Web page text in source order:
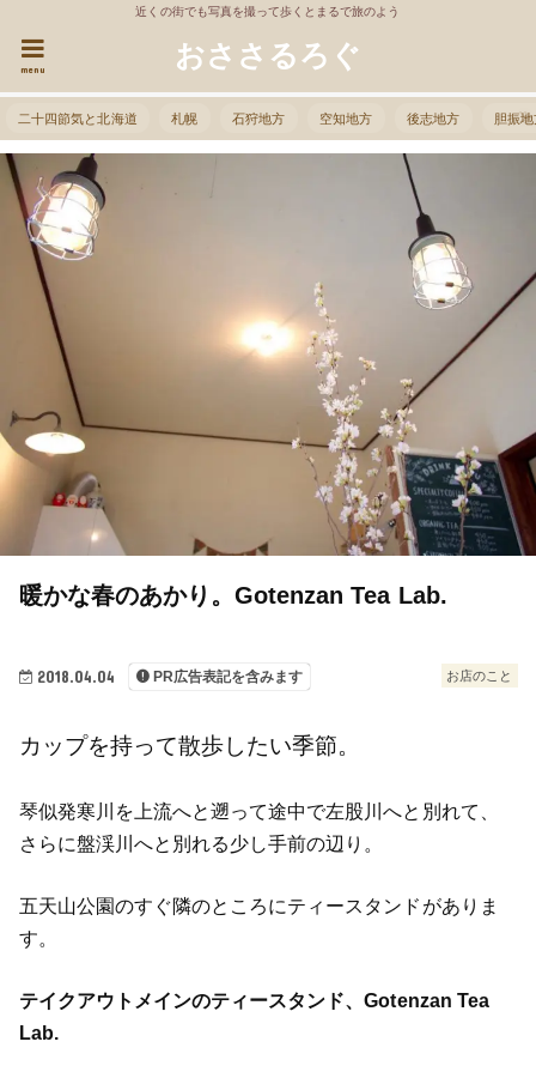
近くの街でも写真を撮って歩くとまるで旅のよう
おささるろぐ
menu
二十四節気と北海道 札幌 石狩地方 空知地方 後志地方 胆振
お店のこと
2018.04.04 PR広告表記を含みます
暖かな春のあかり。Gotenzan Tea Lab.
カップを持って散歩したい季節。
琴似発寒川を上流へと遡って途中で左股川へと別れて、
さらに盤渓川へと別れる少し手前の辺り。
五天山公園のすぐ隣のところにティースタンドがありま
す。
テイクアウトメインのティースタンド、Gotenzan Tea
Lab.